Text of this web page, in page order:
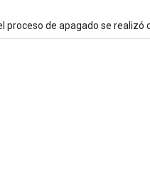
proceso de apagado se realizó